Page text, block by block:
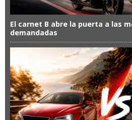
El carnet B abre la puerta a las
demandadas